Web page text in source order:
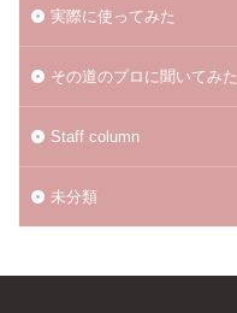
実際に使ってみた
その道のプロに聞いてみた
Staff column
未分類